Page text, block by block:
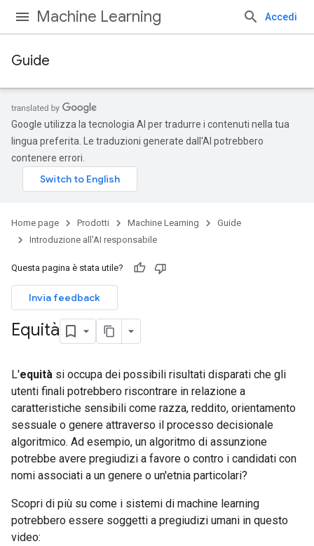
Machine Learning Accedi
Guide
Google utilizza la tecnologia AI per tradurre i contenuti nella tua
lingua preferita. Le traduzioni generate dall'AI potrebbero
contenere errori.
Home page Prodotti Machine Learning
Guide
Introduzione all'AI responsabile
Questa pagina è stata utile?
Invia feedback
Equità
L'equità si occupa dei possibili risultati disparati che gli
utenti finali potrebbero riscontrare in relazione a
caratteristiche sensibili come razza, reddito, orientamento
sessuale o genere attraverso il processo decisionale
algoritmico. Ad esempio, un algoritmo di assunzione
potrebbe avere pregiudizi a favore o contro i candidati con
nomi associati a un genere o un'etnia particolari?
Scopri di più su come i sistemi di machine learning
potrebbero essere soggetti a pregiudizi umani in questo
video: